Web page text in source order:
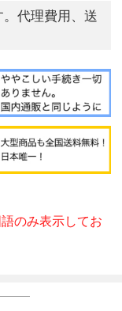
代理費用、送
のみ表示してお